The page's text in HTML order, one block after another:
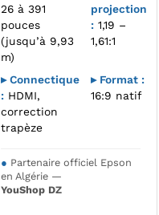
26 à 391
pouces
(jusqu’à 9,93
m)
projection
: 1,19 –
1,61:1
▸ Connectique
: HDMI,
correction
trapèze
▸ Format :
16:9 natif
● Partenaire officiel Epson
en Algérie —
YouShop DZ